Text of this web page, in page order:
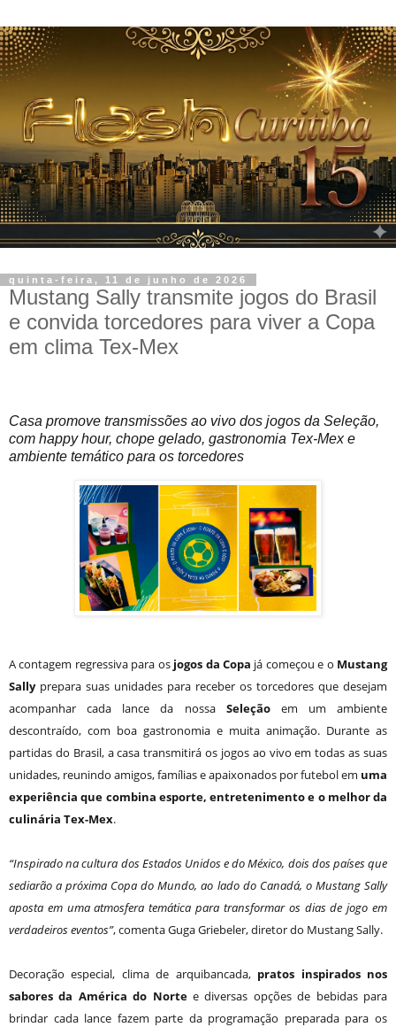
quinta-feira, 11 de junho de 2026
Mustang Sally transmite jogos do Brasil
e convida torcedores para viver a Copa
em clima Tex-Mex
Casa promove transmissões ao vivo dos jogos da Seleção,
com happy hour, chope gelado, gastronomia Tex-Mex e
ambiente temático para os torcedores
A contagem regressiva para os jogos da Copa já começou e o Mustang
Sallyprepara suas unidades para receber os torcedores que desejam
acompanhar cada lance da nossa Seleção em um ambiente
descontraído, com boa gastronomia e muita animação. Durante as
partidas do Brasil, a casa transmitirá os jogos ao vivo em todas as suas
unidades, reunindo amigos, famílias e apaixonados por futebol em uma
experiência que combina esporte, entretenimento e o melhor da
culinária Tex-Mex.
“Inspirado na cultura dos Estados Unidos e do México, dois dos países que
sediarão a próxima Copa do Mundo, ao lado do Canadá, o Mustang Sally
aposta em uma atmosfera temática para transformar os dias de jogo em
verdadeiros eventos”, comenta Guga Griebeler, diretor do Mustang Sally.
Decoração especial, clima de arquibancada, pratos inspirados nos
sabores da América do Norte e diversas opções de bebidas para
brindar cada lance fazem parte da programação preparada para os